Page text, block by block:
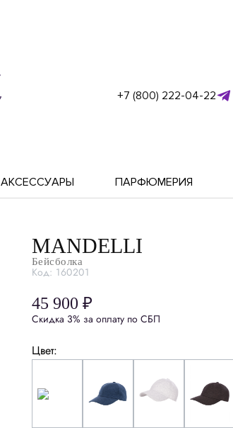
+7 (800) 222-04-22
АКСЕССУАРЫ ПАРФЮМЕРИЯ
MANDELLI
Бейсболка
Код: 160201
45 900 ₽
Скидка 3% за оплату по СБП
Цвет: